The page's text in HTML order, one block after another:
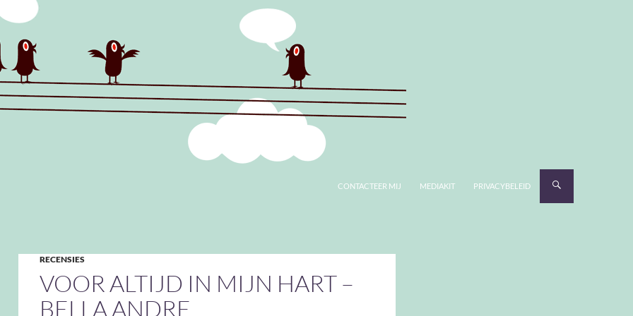
CONTACTEER MIJ MEDIAKIT PRIVACYBELEID
RECENSIES
VOOR ALTIJD IN MIJN HART –
BELLA ANDRE